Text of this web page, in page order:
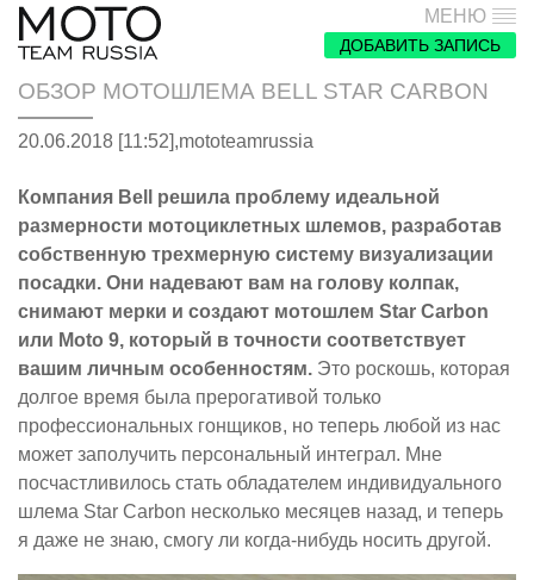
МЕНЮ
ДОБАВИТЬ ЗАПИСЬ
ОБЗОР МОТОШЛЕМА BELL STAR CARBON
20.06.2018 [11:52],mototeamrussia
Компания Bell решила проблему идеальной
размерности мотоциклетных шлемов, разработав
собственную трехмерную систему визуализации
посадки. Они надевают вам на голову колпак,
снимают мерки и создают мотошлем Star Carbon
или Moto 9, который в точности соответствует
вашим личным особенностям. Это роскошь, которая
долгое время была прерогативой только
профессиональных гонщиков, но теперь любой из нас
может заполучить персональный интеграл. Мне
посчастливилось стать обладателем индивидуального
шлема Star Carbon несколько месяцев назад, и теперь
я даже не знаю, смогу ли когда-нибудь носить другой.